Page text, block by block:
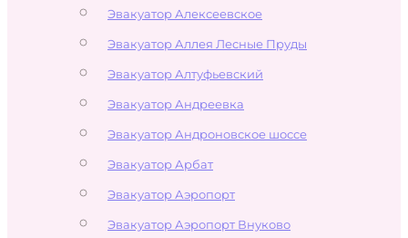
Эвакуатор Алексеевское
Эвакуатор Аллея Лесные Пруды
Эвакуатор Алтуфьевский
Эвакуатор Андреевка
Эвакуатор Андроновское шоссе
Эвакуатор Арбат
Эвакуатор Аэропорт
Эвакуатор Аэропорт Внуково